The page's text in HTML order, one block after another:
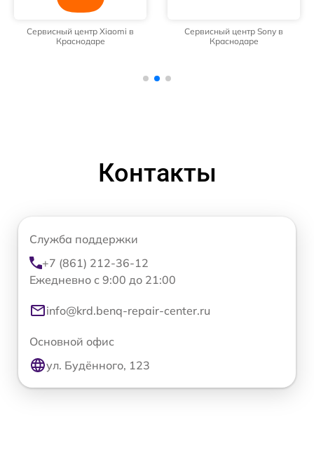
Сервисный центр Xiaomi в
Краснодаре
Сервисный центр Sony в
Краснодаре
Контакты
Служба поддержки
+7 (861) 212-36-12
Ежедневно с 9:00 до 21:00
info@krd.benq-repair-center.ru
Основной офис
ул. Будённого, 123